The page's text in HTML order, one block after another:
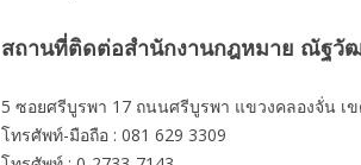
สถานที่ติดต่อสำนักงานกฎหมาย ณัฐวั
5 ซอยศรีบูรพา 17 ถนนศรีบูรพา แขวงคลองจั่น เ
โทรศัพท์-มือถือ : 081 629 3309